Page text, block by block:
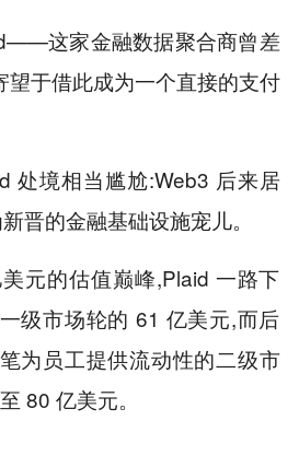
这家金融数据聚合商曾差
望于借此成为一个直接的支付
处境相当尴尬:Web3 后来居
晋的金融基础设施宠儿。
元的估值巅峰,Plaid 一路下
级市场轮的 61 亿美元,而后
为员工提供流动性的二级市
80 亿美元。